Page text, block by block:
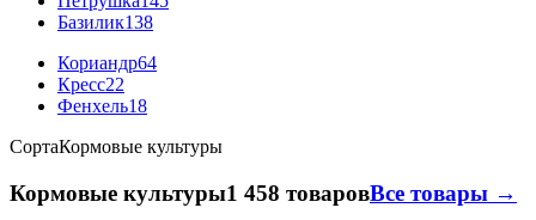
Базилик138
Кориандр64
Кресс22
Фенхель18
СортаКормовые культуры
Кормовые культуры1 458 товаровВсе товары →